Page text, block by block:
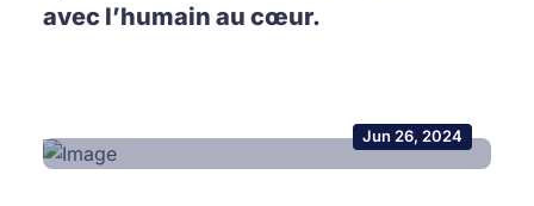
avec l’humain au cœur.
Jun 26, 2024